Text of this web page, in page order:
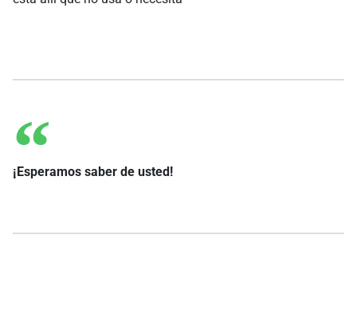
¡Esperamos saber de usted!